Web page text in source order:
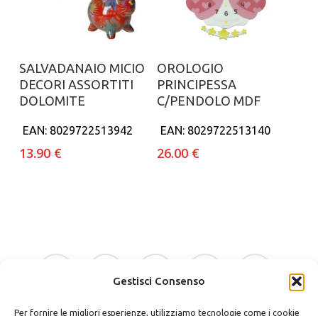
Gestisci Consenso
Per fornire le migliori esperienze, utilizziamo tecnologie come i cookie
Aggiungi al carrello
SALVADANAIO MICIO
DECORI ASSORTITI
DOLOMITE
EAN: 8029722513942
13.90 €
Aggiungi al carrello
OROLOGIO
PRINCIPESSA
C/PENDOLO MDF
EAN: 8029722513140
26.00 €
facebook
google-
instagram whatsapp tiktok